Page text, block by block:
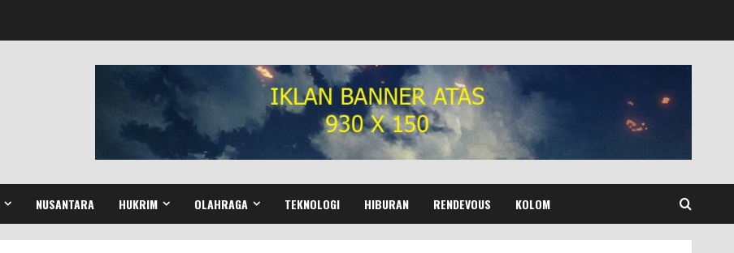
NUSANTARA HUKRIM OLAHRAGA TEKNOLOGI HIBURAN RENDEVOUS KOLOM